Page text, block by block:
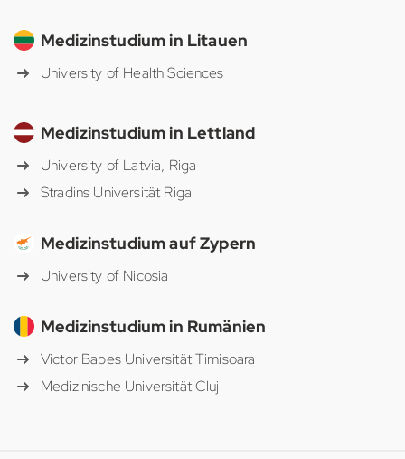
Medizinstudium in Litauen
University of Health Sciences
Medizinstudium in Lettland
University of Latvia, Riga
Stradins Universität Riga
Medizinstudium auf Zypern
University of Nicosia
Medizinstudium in Rumänien
Victor Babes Universität Timisoara
Medizinische Universität Cluj